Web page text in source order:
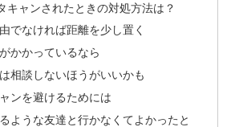
キャンされたときの対処方法は？
でなければ距離を少し置く
かかっているなら
相談しないほうがいいかも
ンを避けるためには
ような友達と行かなくてよかったと